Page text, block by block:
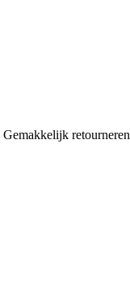
Gemakkelijk retourneren